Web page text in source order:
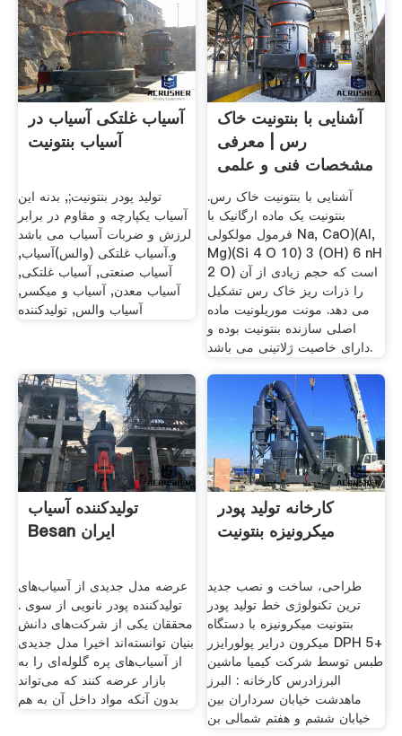
آسیاب غلتکی آسیاب در
آسیاب بنتونیت
تولید پودر بنتونیت;, بدنه این
آسیاب یکپارچه و مقاوم در برابر
لرزش و ضربات آسیاب می باشد
و.آسیاب غلتکی (والس)آسیاب,
آسیاب صنعتی, آسیاب غلتکی,
آسیاب معدن, آسیاب و میکسر,
آسیاب والس, تولیدکننده
آشنایی با بنتونیت خاک
رس | معرفی
مشخصات فنی و علمی
خاک بنتونیت
آشنایی با بنتونیت خاک رس.
بنتونیت یک ماده ارگانیک با
فرمول مولکولی Na, CaO)(Al,
Mg)(Si 4 O 10) 3 (OH) 6 nH
2 O) است که حجم زیادی از آن
را ذرات ریز خاک رس تشکیل
می دهد. مونت موریلونیت ماده
اصلی سازنده بنتونیت بوده و
دارای خاصیت ژلاتینی می باشد.
تولیدکننده آسیاب
Besan ایران
عرضه مدل جدیدی از آسیاب‌های
تولیدکننده پودر نانویی از سوی .
محققان یکی از شرکت‌های دانش
بنیان توانسته‌اند اخیرا مدل جدیدی
از آسیاب‌های پره گلوله‌ای را به
بازار عرضه کنند که می‌تواند
بدون آنکه مواد داخل آن به هم
کارخانه تولید پودر
میکرونیزه بنتونیت
طراحی، ساخت و نصب جدید
ترین تکنولوژی خط تولید پودر
بنتونیت میکرونیزه با دستگاه
میکرون درایر پولورایزر DPH 5+
طبس توسط شرکت کیمیا ماشین
البرزادرس کارخانه : البرز
ماهدشت خیابان سرداران بین
خیابان ششم و هفتم شمالی بن